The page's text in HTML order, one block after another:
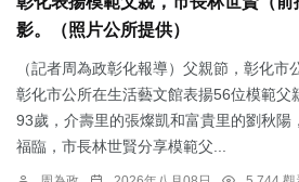
影。（照片公所提供）
（記者周為政彰化報導）父親節，彰化市
彰化市公所在生活藝文館表揚56位模範父
93歲，介壽里的張燦凱和富貴里的劉秋陽
福臨，市長林世賢分享模範父...